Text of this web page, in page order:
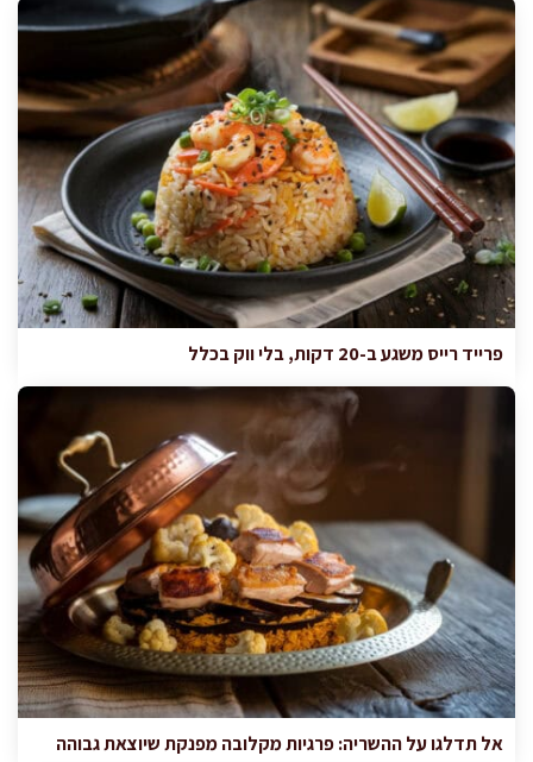
פרייד רייס משגע ב-20 דקות, בלי ווק בכלל
אל תדלגו על ההשריה: פרגיות מקלובה מפנקת שיוצאת גבוהה